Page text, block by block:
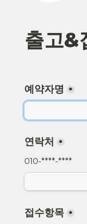
출고&
예약자명 *
연락처 *
010-****-****
접수항목 *